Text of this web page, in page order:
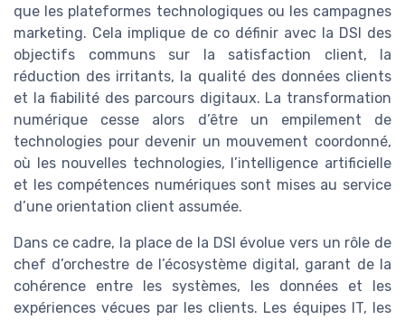
que les plateformes technologiques ou les campagnes
marketing. Cela implique de co définir avec la DSI des
objectifs communs sur la satisfaction client, la
réduction des irritants, la qualité des données clients
et la fiabilité des parcours digitaux. La transformation
numérique cesse alors d’être un empilement de
technologies pour devenir un mouvement coordonné,
où les nouvelles technologies, l’intelligence artificielle
et les compétences numériques sont mises au service
d’une orientation client assumée.
Dans ce cadre, la place de la DSI évolue vers un rôle de
chef d’orchestre de l’écosystème digital, garant de la
cohérence entre les systèmes, les données et les
expériences vécues par les clients. Les équipes IT, les